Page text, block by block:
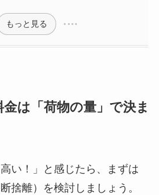
もっと見る
金は「荷物の量」で決ま
い！」と感じたら、まずは
捨離）を検討しましょう。